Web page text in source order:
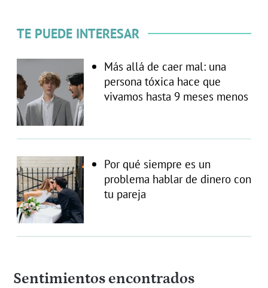
TE PUEDE INTERESAR
Más allá de caer mal: una
persona tóxica hace que
vivamos hasta 9 meses menos
Por qué siempre es un
problema hablar de dinero con
tu pareja
Sentimientos encontrados